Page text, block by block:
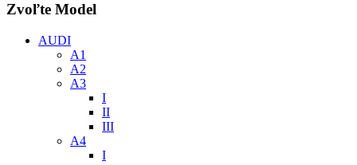
Zvoľte Model
AUDI
A1
A2
A3
I
II
III
A4
I